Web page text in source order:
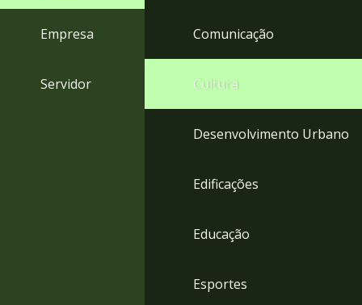
Empresa
Servidor
Comunicação
Cultura
Desenvolvimento Urbano
Edificações
Educação
Esportes